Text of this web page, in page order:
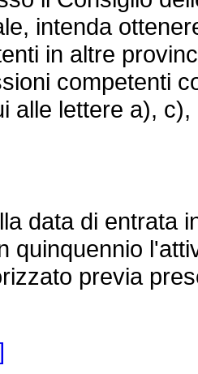
intenda
in altre
competenti
alle lettere a),
data di entrata
quinquennio
previa